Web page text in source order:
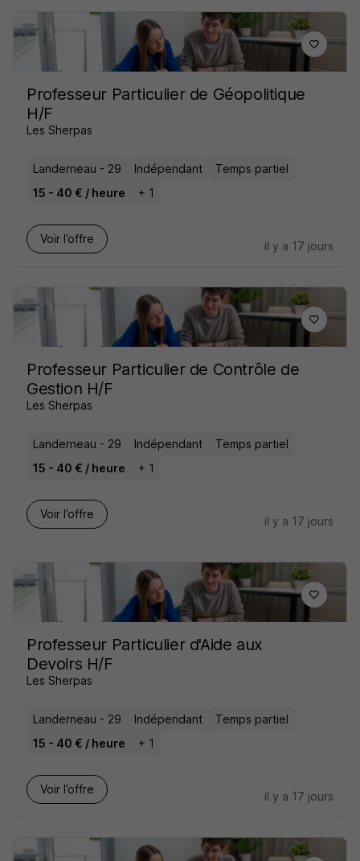
Professeur Particulier de Géopolitique
H/F
Les Sherpas
Landerneau - 29 Indépendant
Temps partiel
15 - 40 € / heure
+ 1
Voir l’offre
il y a 17 jours
Professeur Particulier de Contrôle de
Gestion H/F
Les Sherpas
Landerneau - 29 Indépendant
Temps partiel
15 - 40 € / heure
+ 1
Voir l’offre
il y a 17 jours
Professeur Particulier d'Aide aux
Devoirs H/F
Les Sherpas
Landerneau - 29 Indépendant
Temps partiel
15 - 40 € / heure
+ 1
Voir l’offre
il y a 17 jours